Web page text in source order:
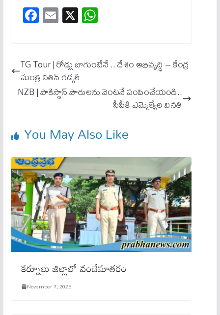
Fa
ce
ok
E
m
X W
ha
A
TG Tour | రోడ్లు బాగుంటేనే .. దేశం అభివృద్ధి – కేంద్ర
మంత్రి నితిన్ గ‌డ్కరీ
NZB | పాకిస్థాన్ పౌరులను వెంటనే పంపించేయండి..
సీపీకి ఎమ్మెల్యేల వినతి
You May Also Like
కర్నూలు జిల్లాలో వందేమాతరం
November 7, 2025